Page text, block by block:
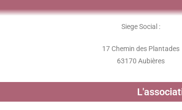
Siege Social :
17 Chemin des Plantades
63170 Aubières